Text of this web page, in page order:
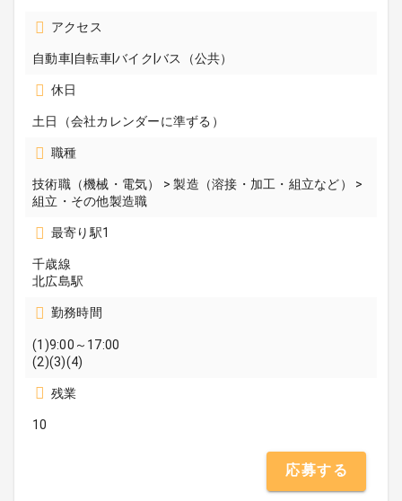
アクセス
自動車|自転車|バイク|バス（公共）
休日
土日（会社カレンダーに準ずる）
職種
技術職（機械・電気） > 製造（溶接・加工・組立など） >
組立・その他製造職
最寄り駅1
千歳線
北広島駅
勤務時間
(1)9:00～17:00
(2)(3)(4)
残業
10
応募する